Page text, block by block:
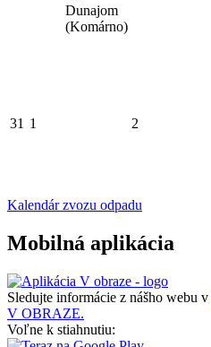
Dunajom
(Komárno)
31 1 2
Kalendár zvozu odpadu
Mobilná aplikácia
Sledujte informácie z nášho webu v
V OBRAZE.
Voľne k stiahnutiu: